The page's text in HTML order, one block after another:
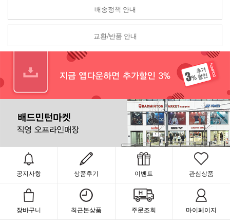
배송정책 안내
교환/반품 안내
공지사항 상품후기 이벤트 관심상품
장바구니 최근본상품 주문조회 마이페이지